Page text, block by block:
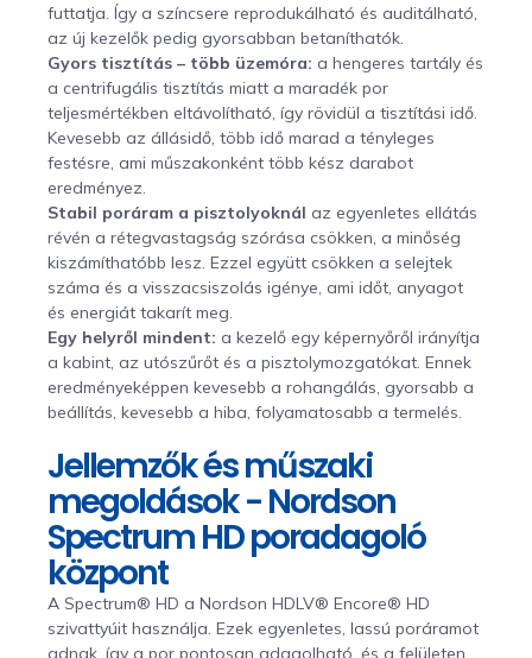
futtatja. Így a színcsere reprodukálható és auditálható,
az új kezelők pedig gyorsabban betaníthatók.
Gyors tisztítás – több üzemóra: a hengeres tartály és
a centrifugális tisztítás miatt a maradék por
teljesmértékben eltávolítható, így rövidül a tisztítási idő.
Kevesebb az állásidő, több idő marad a tényleges
festésre, ami műszakonként több kész darabot
eredményez.
Stabil poráram a pisztolyoknál az egyenletes ellátás
révén a rétegvastagság szórása csökken, a minőség
kiszámíthatóbb lesz. Ezzel együtt csökken a selejtek
száma és a visszacsiszolás igénye, ami időt, anyagot
és energiát takarít meg.
Egy helyről mindent: a kezelő egy képernyőről irányítja
a kabint, az utószűrőt és a pisztolymozgatókat. Ennek
eredményeképpen kevesebb a rohangálás, gyorsabb a
beállítás, kevesebb a hiba, folyamatosabb a termelés.
Jellemzők és műszaki
megoldások - Nordson
Spectrum HD poradagoló
központ
A Spectrum® HD a Nordson HDLV® Encore® HD
szivattyúit használja. Ezek egyenletes, lassú poráramot
adnak, így a por pontosan adagolható, és a felületen